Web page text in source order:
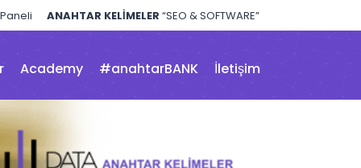
ANAHTAR KELİMELER “SEO & SOFTWARE”
Academy #anahtarBANK İletişim